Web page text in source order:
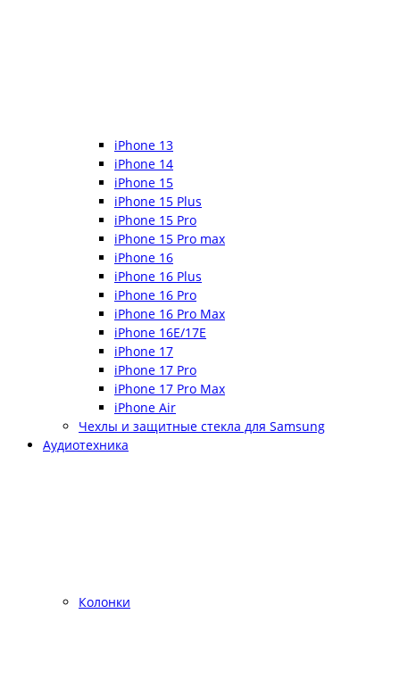
iPhone 13
iPhone 14
iPhone 15
iPhone 15 Plus
iPhone 15 Pro
iPhone 15 Pro max
iPhone 16
iPhone 16 Plus
iPhone 16 Pro
iPhone 16 Pro Max
iPhone 16E/17E
iPhone 17
iPhone 17 Pro
iPhone 17 Pro Max
iPhone Air
Чехлы и защитные стекла для Samsung
Аудиотехника
Колонки